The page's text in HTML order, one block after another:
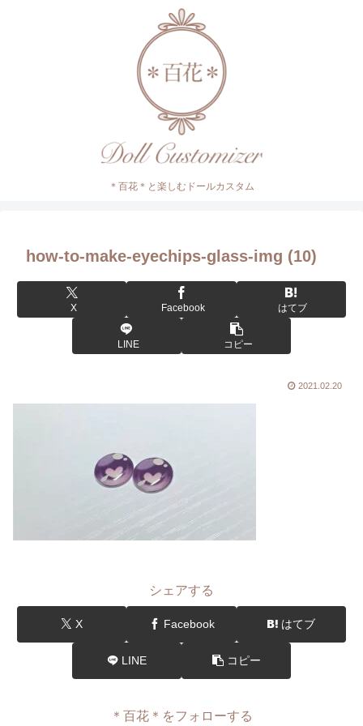
＊百花＊と楽しむドールカスタム
how-to-make-eyechips-glass-img (10)
X Facebook はてブ
LINE コピー
2021.02.20
シェアする
X Facebook はてブ
LINE コピー
＊百花＊をフォローする